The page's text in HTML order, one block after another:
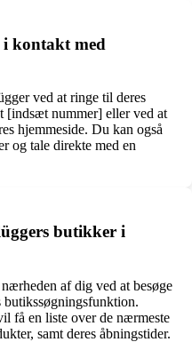
kontakt med
ved at ringe til deres
[indsæt nummer] eller ved at
hjemmeside. Du kan også
og tale direkte med en
butikker i
af dig ved at besøge
butikssøgningsfunktion.
få en liste over de nærmeste
samt deres åbningstider.